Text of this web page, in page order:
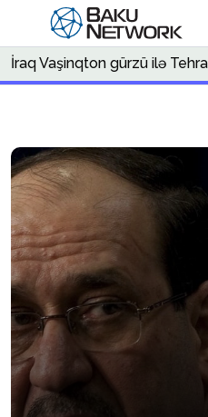
İraq Vaşinqton gürzü ilə